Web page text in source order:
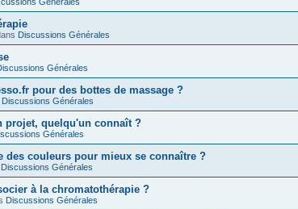
Discussions Générales
Générales
pour des bottes de massage ?
Discussions Générales
projet, quelqu'un connaît ?
Générales
des couleurs pour mieux se connaître ?
Discussions Générales
à la chromatothérapie ?
Discussions Générales